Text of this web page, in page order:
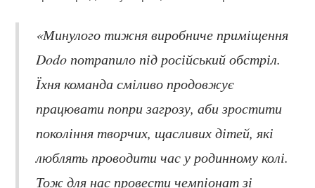
«Минулого тижня виробниче приміщення
Dodo потрапило під російський обстріл.
Їхня команда сміливо продовжує
працювати попри загрозу, аби зростити
покоління творчих, щасливих дітей, які
люблять проводити час у родинному колі.
Тож для нас провести чемпіонат зі